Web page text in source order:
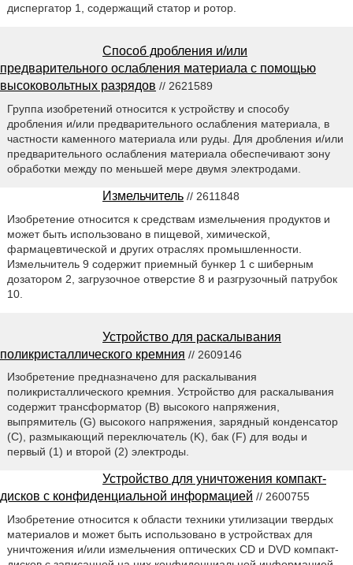
диспергатор 1, содержащий статор и ротор.
Способ дробления и/или
предварительного ослабления материала с помощью
высоковольтных разрядов // 2621589
Группа изобретений относится к устройству и способу
дробления и/или предварительного ослабления материала, в
частности каменного материала или руды. Для дробления и/или
предварительного ослабления материала обеспечивают зону
обработки между по меньшей мере двумя электродами.
Измельчитель // 2611848
Изобретение относится к средствам измельчения продуктов и
может быть использовано в пищевой, химической,
фармацевтической и других отраслях промышленности.
Измельчитель 9 содержит приемный бункер 1 с шиберным
дозатором 2, загрузочное отверстие 8 и разгрузочный патрубок
10.
Устройство для раскалывания
поликристаллического кремния // 2609146
Изобретение предназначено для раскалывания
поликристаллического кремния. Устройство для раскалывания
содержит трансформатор (В) высокого напряжения,
выпрямитель (G) высокого напряжения, зарядный конденсатор
(С), размыкающий переключатель (K), бак (F) для воды и
первый (1) и второй (2) электроды.
Устройство для уничтожения компакт-
дисков с конфиденциальной информацией // 2600755
Изобретение относится к области техники утилизации твердых
материалов и может быть использовано в устройствах для
уничтожения и/или измельчения оптических CD и DVD компакт-